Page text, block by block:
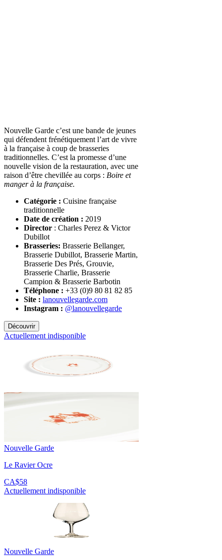
Nouvelle Garde c’est une bande de jeunes
qui défendent frénétiquement l’art de vivre
à la française à coup de brasseries
traditionnelles. C’est la promesse d’une
nouvelle vision de la restauration, avec une
raison d’être chevillée au corps : Boire et
manger à la française.
Catégorie : Cuisine française
traditionnelle
Date de création : 2019
Director : Charles Perez & Victor
Dubillot
Brasseries: Brasserie Bellanger,
Brasserie Dubillot, Brasserie Martin,
Brasserie Des Prés, Grouvie,
Brasserie Charlie, Brasserie
Campion & Brasserie Barbotin
Téléphone : +33 (0)9 80 81 82 85
Site : lanouvellegarde.com
Instagram : @lanouvellegarde
Découvrir
Actuellement indisponible
Nouvelle Garde
Le Ravier Ocre
CA$58
Actuellement indisponible
Nouvelle Garde